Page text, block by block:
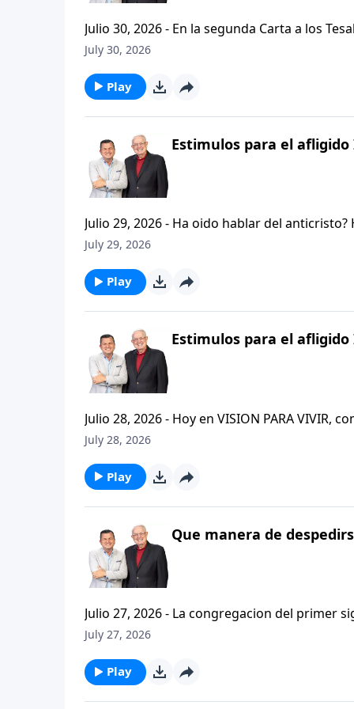
Julio 30, 2026 - En la segunda Carta a los
permanezcan firmes y aferrados a las
del mensaje que comenzamos hace un par
July 30, 2026
Play
Estimulos para el
Julio 29, 2026 - Ha oido hablar del
que se refiere la Biblia cuando usa la palabra
capitulo de 2 Tesalonicenses y escuchemos
AFLIGIDO.
July 29, 2026
Play
Estimulos para el afligido
Julio 28, 2026 - Hoy en VISION PARA
CRISTIANISMO FIRME: UN ESTUDIO DE 2
el pastor Carlos A. Zazueta titulo: "ESTIMULOS
July 28, 2026
Play
Que manera de
Julio 27, 2026 - La congregacion del primer
interpersonales cristianas y genuinas. Se afirmaban mutuamente. Daban cuentas de si mismos unos con
que significa desarrollar relaciones
July 27, 2026
Play